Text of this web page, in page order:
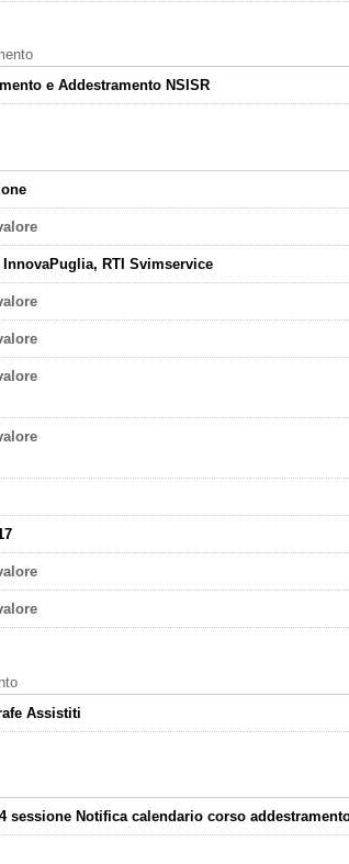
e Addestramento NSISR
InnovaPuglia, RTI Svimservice
Assistiti
sessione Notifica calendario corso